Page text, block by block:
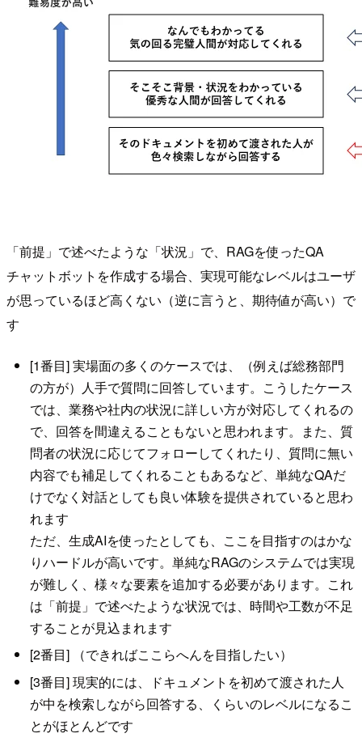
「前提」で述べたような「状況」で、RAGを使ったQA
チャットボットを作成する場合、実現可能なレベルはユーザ
が思っているほど高くない（逆に言うと、期待値が高い）で
す
[1番目] 実場面の多くのケースでは、（例えば総務部門
の方が）人手で質問に回答しています。こうしたケース
では、業務や社内の状況に詳しい方が対応してくれるの
で、回答を間違えることもないと思われます。また、質
問者の状況に応じてフォローしてくれたり、質問に無い
内容でも補足してくれることもあるなど、単純なQAだ
けでなく対話としても良い体験を提供されていると思わ
れます
ただ、生成AIを使ったとしても、ここを目指すのはかな
りハードルが高いです。単純なRAGのシステムでは実現
が難しく、様々な要素を追加する必要があります。これ
は「前提」で述べたような状況では、時間や工数が不足
することが見込まれます
[2番目] （できればここらへんを目指したい）
[3番目] 現実的には、ドキュメントを初めて渡された人
が中を検索しながら回答する、くらいのレベルになるこ
とがほとんどです